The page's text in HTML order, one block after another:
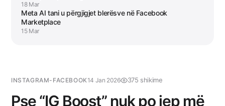
INSTAGRAM-FACEBOOK14 Jan 2026 375 shikime
Pse “IG Boost” nuk po jep më
18 Mar
Meta AI tani u përgjigjet blerësve në Facebook
Marketplace
15 Mar